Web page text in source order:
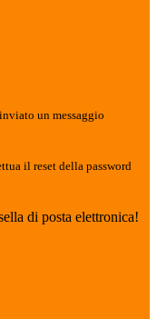
un messaggio
il reset della password
di posta elettronica!